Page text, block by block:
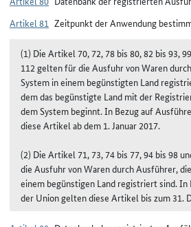
Artikel 81 Zeitpunkt der Anwendung
(1) Die Artikel 70, 72, 78 bis 80, 82 bis 93,
112 gelten für die Ausfuhr von Waren
System in einem begünstigten Land
dem das begünstigte Land mit der
dem System beginnt. In Bezug auf
diese Artikel ab dem 1. Januar 2017.
(2) Die Artikel 71, 73, 74 bis 77, 94 bis 98
die Ausfuhr von Waren durch Ausführer,
einem begünstigen Land registriert sind.
der Union gelten diese Artikel bis zum 31.